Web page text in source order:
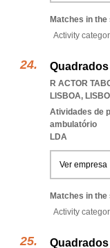
Matches in
Activity
R ACTOR
LISBOA,
Atividades de
ambulatório
LDA
Ver empresa
Matches in
Activity